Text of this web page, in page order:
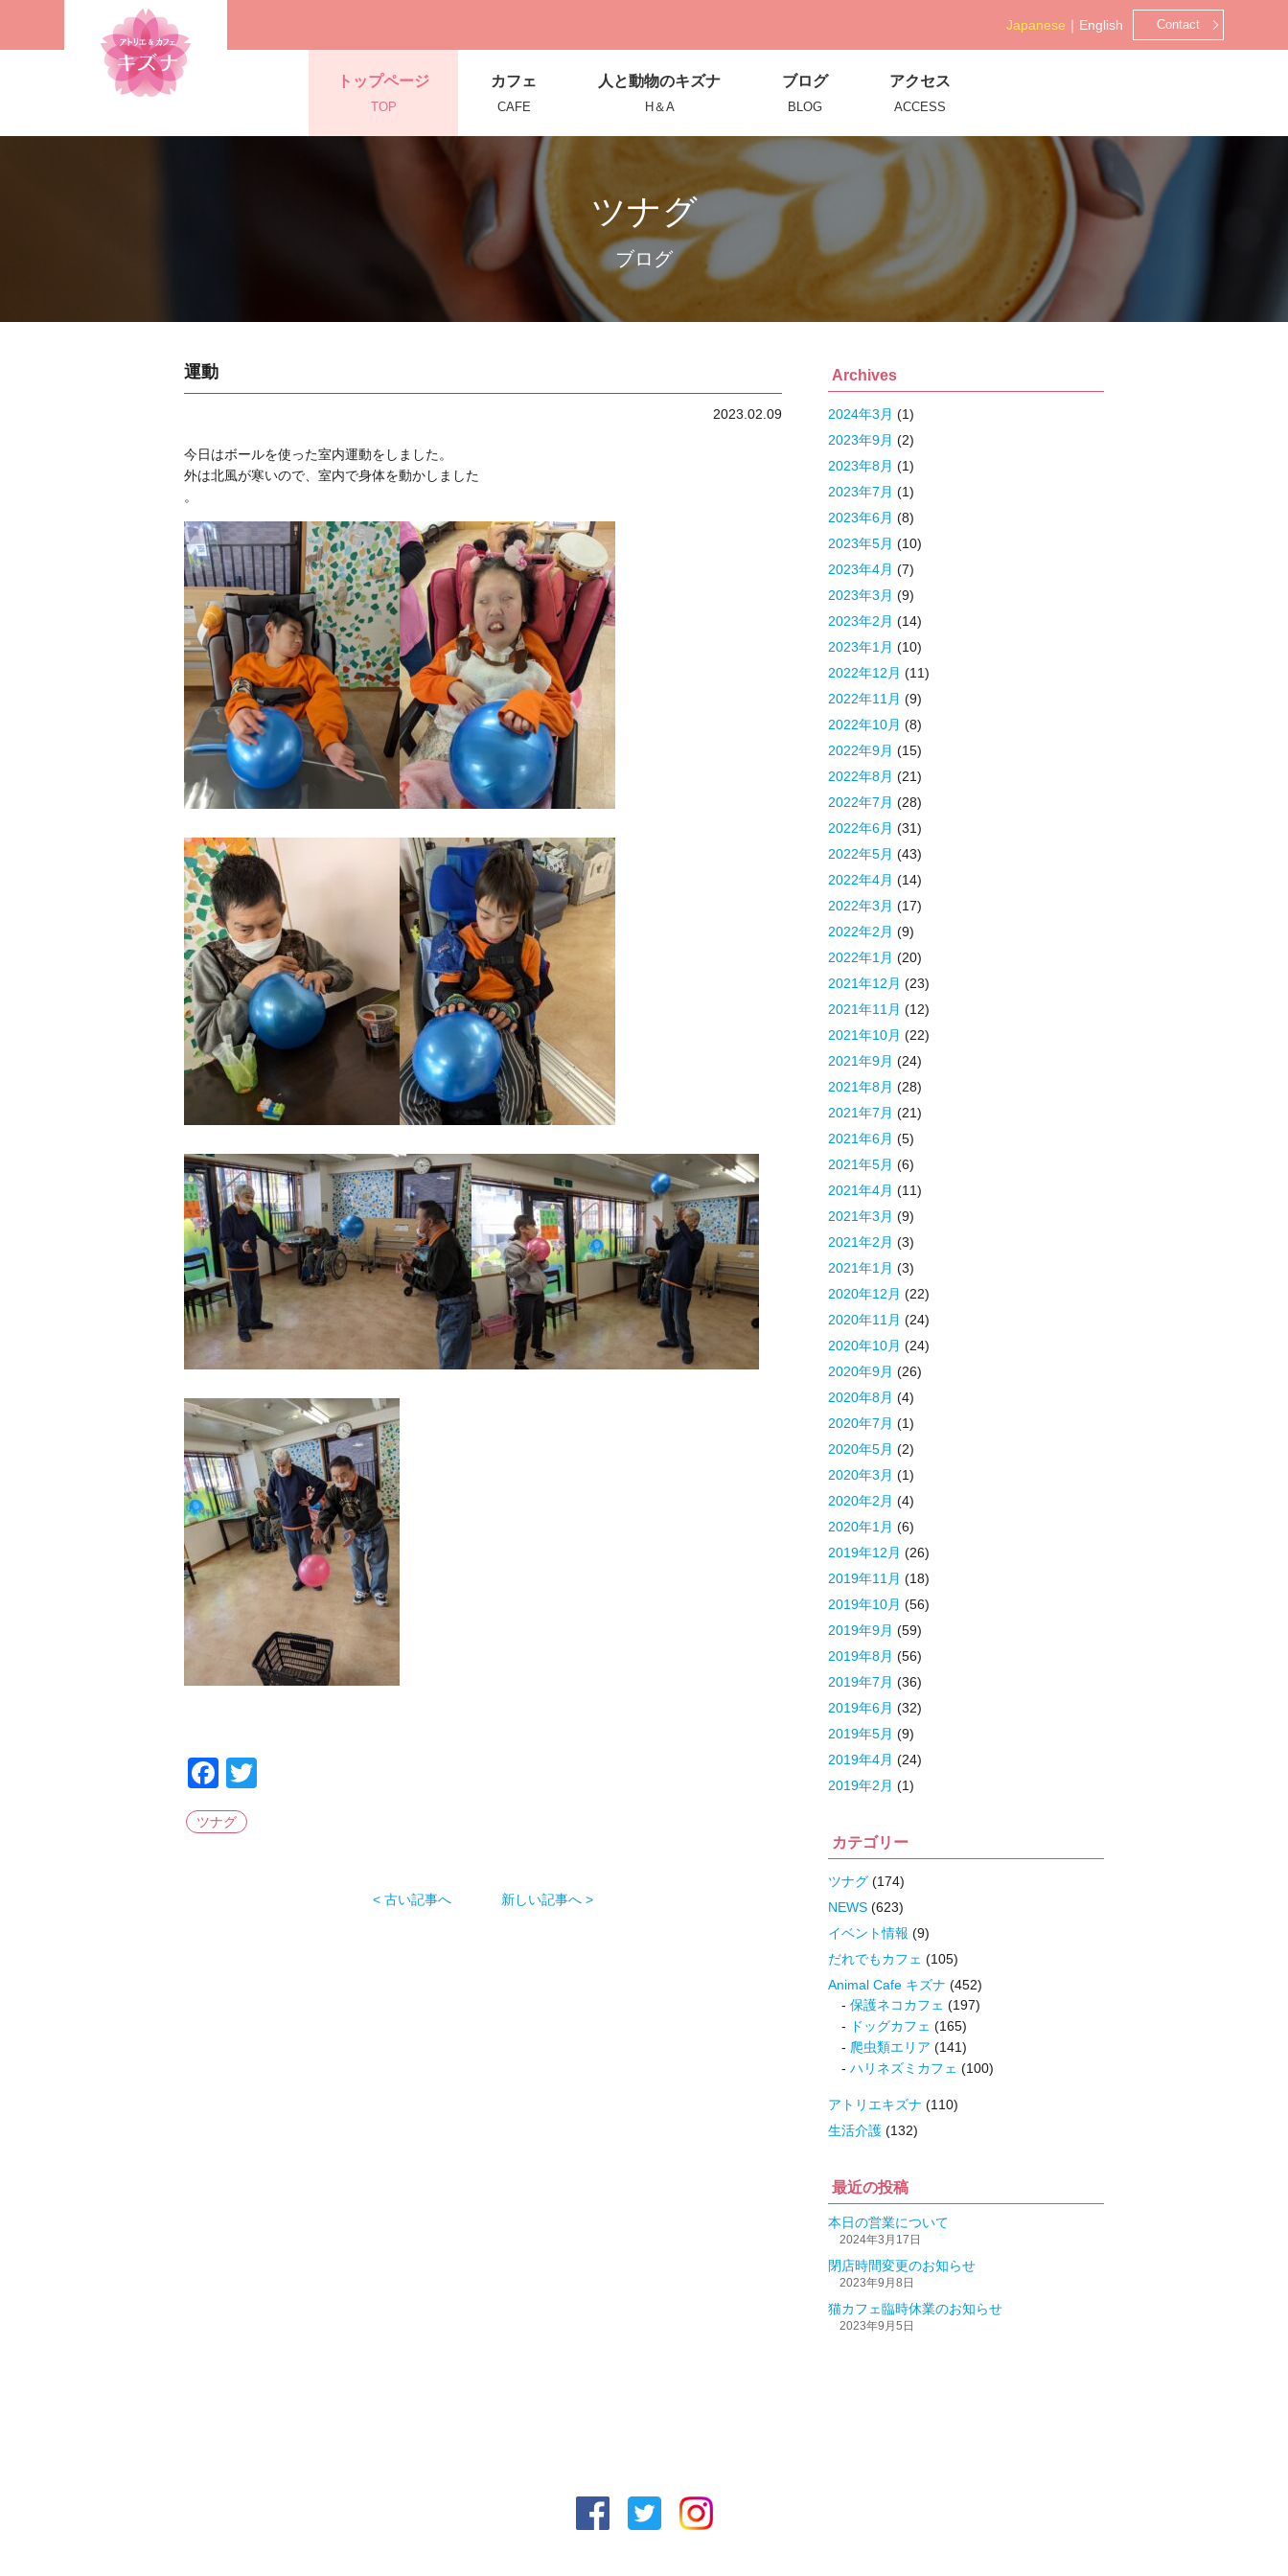
Japanese ｜ English Contact
トップページ
TOP
カフェ
CAFE
人と動物のキズナ
H＆A
ブログ
BLOG
アクセス
ACCESS
ツナグ
ブログ
運動
2023.02.09
今日はボールを使った室内運動をしました。
外は北風が寒いので、室内で身体を動かしました
。
Facebook
ツナグ
< 古い記事へ 新しい記事へ >
Archives
2024年3月 (1)
2023年9月 (2)
2023年8月 (1)
2023年7月 (1)
2023年6月 (8)
2023年5月 (10)
2023年4月 (7)
2023年3月 (9)
2023年2月 (14)
2023年1月 (10)
2022年12月 (11)
2022年11月 (9)
2022年10月 (8)
2022年9月 (15)
2022年8月 (21)
2022年7月 (28)
2022年6月 (31)
2022年5月 (43)
2022年4月 (14)
2022年3月 (17)
2022年2月 (9)
2022年1月 (20)
2021年12月 (23)
2021年11月 (12)
2021年10月 (22)
2021年9月 (24)
2021年8月 (28)
2021年7月 (21)
2021年6月 (5)
2021年5月 (6)
2021年4月 (11)
2021年3月 (9)
2021年2月 (3)
2021年1月 (3)
2020年12月 (22)
2020年11月 (24)
2020年10月 (24)
2020年9月 (26)
2020年8月 (4)
2020年7月 (1)
2020年5月 (2)
2020年3月 (1)
2020年2月 (4)
2020年1月 (6)
2019年12月 (26)
2019年11月 (18)
2019年10月 (56)
2019年9月 (59)
2019年8月 (56)
2019年7月 (36)
2019年6月 (32)
2019年5月 (9)
2019年4月 (24)
2019年2月 (1)
カテゴリー
ツナグ (174)
NEWS (623)
イベント情報 (9)
だれでもカフェ (105)
Animal Cafe キズナ (452)
保護ネコカフェ (197)
ドッグカフェ (165)
爬虫類エリア (141)
ハリネズミカフェ (100)
アトリエキズナ (110)
生活介護 (132)
最近の投稿
本日の営業について
2024年3月17日
閉店時間変更のお知らせ
2023年9月8日
猫カフェ臨時休業のお知らせ
2023年9月5日